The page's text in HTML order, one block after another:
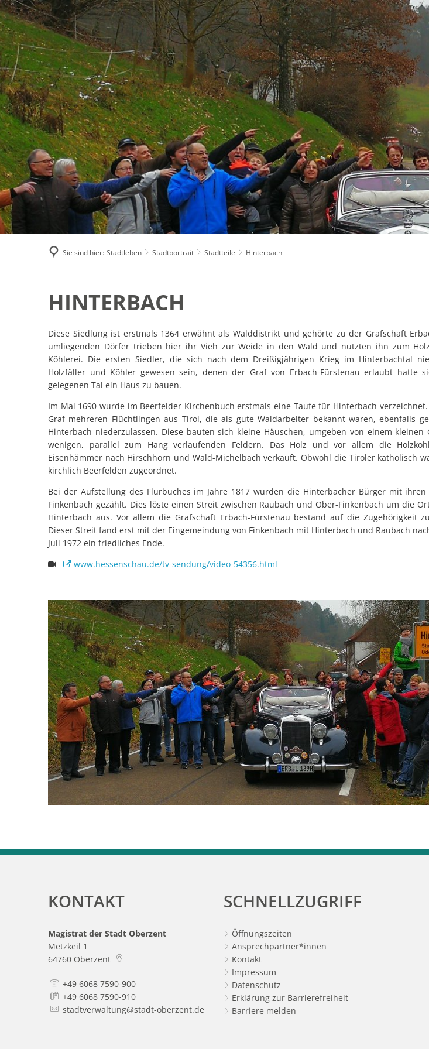
06068 /
Rathaus
Sie sind hier: Stadtleben Stadtportrait Stadtteile Hinterbach
Hinterbach
HINTERBACH
Diese Siedlung ist erstmals 1364 erwähnt als Walddistrikt und gehörte zu der Grafschaft
umliegenden Dörfer trieben hier ihr Vieh zur Weide in den Wald und nutzten ihn zum
Köhlerei. Die ersten Siedler, die sich nach dem Dreißigjährigen Krieg im Hinterbachtal
Holzfäller und Köhler gewesen sein, denen der Graf von Erbach-Fürstenau erlaubt hatte
gelegenen Tal ein Haus zu bauen.
Im Mai 1690 wurde im Beerfelder Kirchenbuch erstmals eine Taufe für Hinterbach
Graf mehreren Flüchtlingen aus Tirol, die als gute Waldarbeiter bekannt waren, ebenfalls
Hinterbach niederzulassen. Diese bauten sich kleine Häuschen, umgeben von einem kleinen
wenigen, parallel zum Hang verlaufenden Feldern. Das Holz und vor allem die
Eisenhämmer nach Hirschhorn und Wald-Michelbach verkauft. Obwohl die Tiroler katholisch
kirchlich Beerfelden zugeordnet.
Bei der Aufstellung des Flurbuches im Jahre 1817 wurden die Hinterbacher Bürger mit ihren
Finkenbach gezählt. Dies löste einen Streit zwischen Raubach und Ober-Finkenbach um die
Hinterbach aus. Vor allem die Grafschaft Erbach-Fürstenau bestand auf die Zugehörigkeit
Dieser Streit fand erst mit der Eingemeindung von Finkenbach mit Hinterbach und Raubach
Juli 1972 ein friedliches Ende.
www.hessenschau.de/tv-sendung/video-54356.html
KONTAKT
Magistrat der Stadt Oberzent
Metzkeil 1
64760 Oberzent
+49 6068 7590-900
+49 6068 7590-910
stadtverwaltung@stadt-oberzent.de
SCHNELLZUGRIFF
Öffnungszeiten
Ansprechpartner*innen
Kontakt
Impressum
Datenschutz
Erklärung zur Barrierefreiheit
Barriere melden